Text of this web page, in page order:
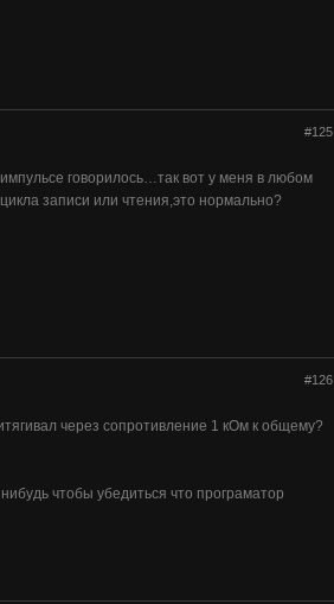
#125
говорилось…так вот у меня в любом
записи или чтения,это нормально?
#126
через сопротивление 1 кОм к общему?
чтобы убедиться что програматор